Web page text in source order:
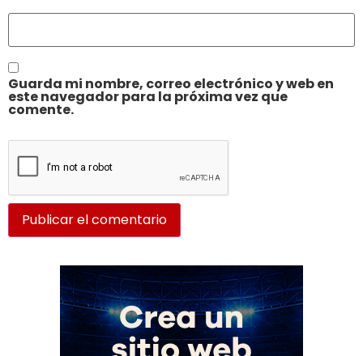
Guarda mi nombre, correo electrónico y web en
este navegador para la próxima vez que
comente.